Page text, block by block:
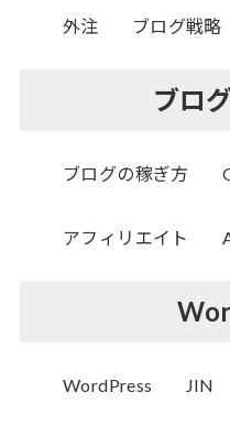
外注 ブログ戦略
ブロ
ブログの稼ぎ方
アフィリエイト
WordPress JIN